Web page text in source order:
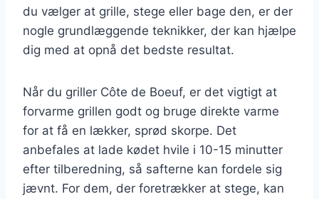
du vælger at grille, stege eller bage den, er der
nogle grundlæggende teknikker, der kan hjælpe
dig med at opnå det bedste resultat.
Når du griller Côte de Boeuf, er det vigtigt at
forvarme grillen godt og bruge direkte varme
for at få en lækker, sprød skorpe. Det
anbefales at lade kødet hvile i 10-15 minutter
efter tilberedning, så safterne kan fordele sig
jævnt. For dem, der foretrækker at stege, kan